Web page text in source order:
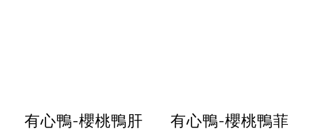
有心鴨-櫻桃鴨肝
有心鴨-櫻桃鴨菲